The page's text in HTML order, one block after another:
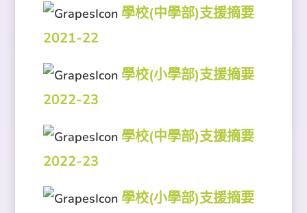
學校(中學部)支援摘要
2021-22
學校(小學部)支援摘要
2022-23
學校(中學部)支援摘要
2022-23
學校(小學部)支援摘要